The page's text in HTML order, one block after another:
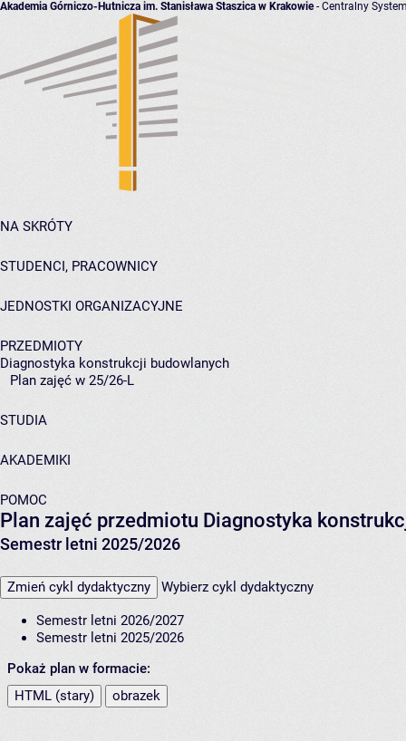
Akademia Górniczo-Hutnicza im. Stanisława Staszica w Krakowie- Centralny
NA SKRÓTY
STUDENCI, PRACOWNICY
JEDNOSTKI ORGANIZACYJNE
PRZEDMIOTY
Diagnostyka konstrukcji budowlanych
Plan zajęć w 25/26-L
STUDIA
AKADEMIKI
POMOC
Plan zajęć przedmiotu Diagnostyka
Semestr letni 2025/2026
Zmień cykl dydaktyczny Wybierz cykl dydaktyczny
Semestr letni 2026/2027
Semestr letni 2025/2026
Pokaż plan w formacie:
HTML (stary)
obrazek